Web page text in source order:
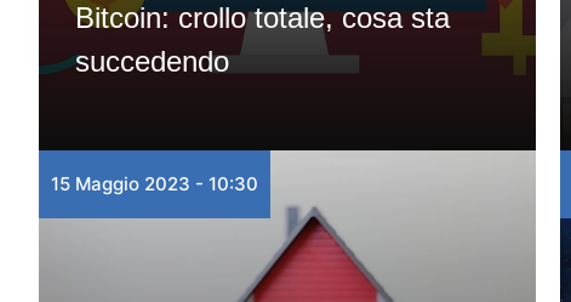
Bitcoin: crollo totale, cosa sta
succedendo
15 Maggio 2023 - 10:30